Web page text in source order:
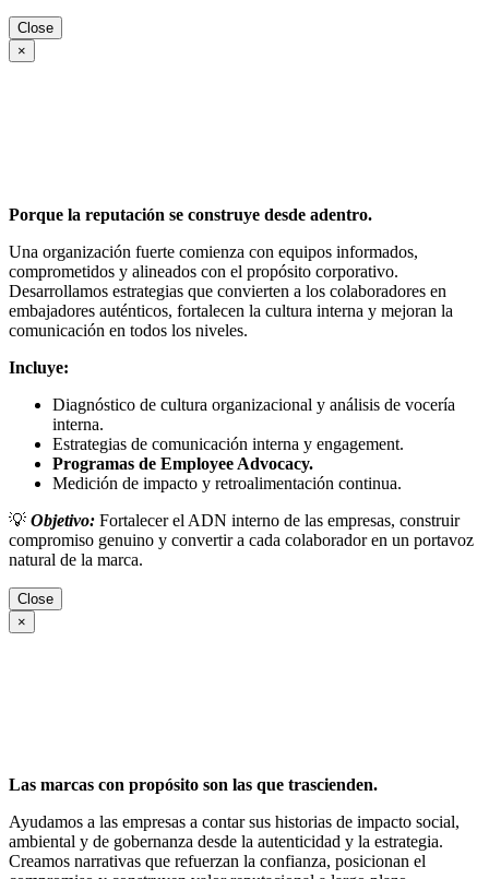
Close
×
Porque la reputación se construye desde adentro.
Una organización fuerte comienza con equipos informados,
comprometidos y alineados con el propósito corporativo.
Desarrollamos estrategias que convierten a los colaboradores en
embajadores auténticos, fortalecen la cultura interna y mejoran la
comunicación en todos los niveles.
Incluye:
Diagnóstico de cultura organizacional y análisis de vocería
interna.
Estrategias de comunicación interna y engagement.
Programas de Employee Advocacy.
Medición de impacto y retroalimentación continua.
💡 Objetivo: Fortalecer el ADN interno de las empresas, construir
compromiso genuino y convertir a cada colaborador en un portavoz
natural de la marca.
Close
×
Las marcas con propósito son las que trascienden.
Ayudamos a las empresas a contar sus historias de impacto social,
ambiental y de gobernanza desde la autenticidad y la estrategia.
Creamos narrativas que refuerzan la confianza, posicionan el